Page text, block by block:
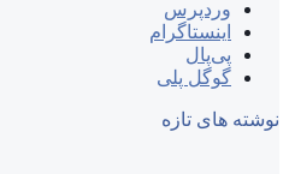
وردپرس
اینستاگرام
پی‌پال
گوگل پلی
نوشته های تازه